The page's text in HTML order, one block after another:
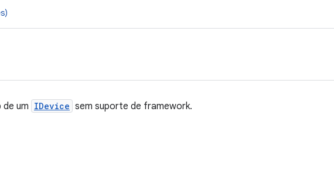
um IDevice sem suporte de framework.